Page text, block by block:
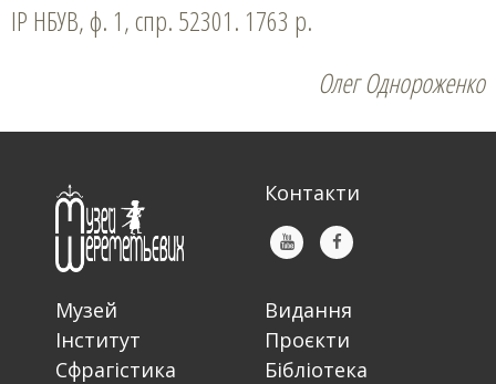
ІР НБУВ, ф. 1, спр. 52301. 1763 р.
Олег Однороженко
Контакти
Музей
Інститут
Сфрагістика
Видання
Проєкти
Бібліотека